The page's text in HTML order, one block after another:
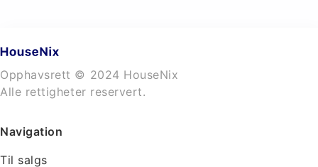
Opphavsrett © 2024 HouseNix
Alle rettigheter reservert.
Navigation
Til salgs